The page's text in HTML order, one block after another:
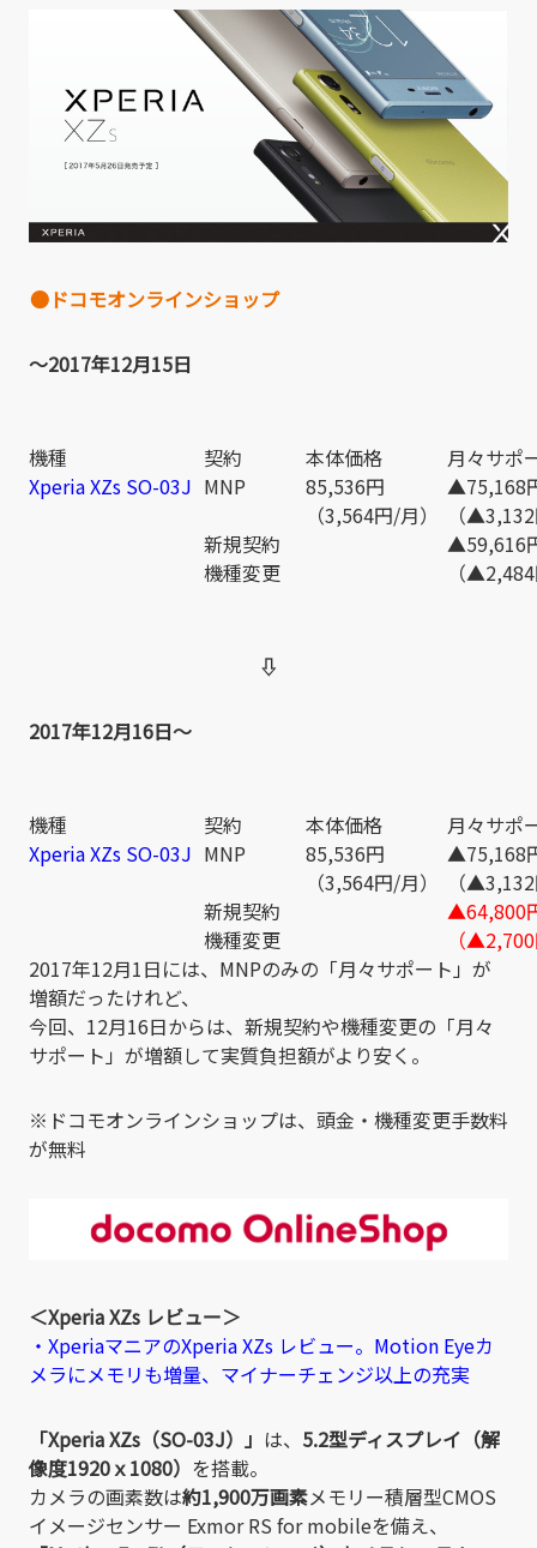
●ドコモオンラインショップ
～2017年12月15日
機種 契約 本体価格
月々サポ
Xperia XZs SO-03J MNP
85,536円
（3,564円/月）
▲75,168
（
新規契約
機種変更
▲59,616
（
⇩
2017年12月16日～
機種 契約 本体価格
月々サポ
Xperia XZs SO-03J MNP
85,536円
（3,564円/月）
▲75,168
（
新規契約
機種変更
▲64,800
（
2017年12月1日には、MNPのみの「月々サポート」が
増額だったけれど、
今回、12月16日からは、新規契約や機種変更の「月々
サポート」が増額して実質負担額がより安く。
※ドコモオンラインショップは、頭金・機種変更手数料
が無料
＜Xperia XZs レビュー＞
・XperiaマニアのXperia XZs レビュー。Motion Eyeカ
メラにメモリも増量、マイナーチェンジ以上の充実
「Xperia XZs（SO-03J）」 は、 5.2型ディスプレイ（解
像度1920ｘ1080） を搭載。
カメラの画素数は約1,900万画素メモリー積層型CMOS
イメージセンサー Exmor RS for mobileを備え、